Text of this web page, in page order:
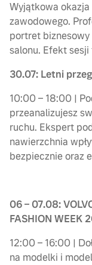
Wyjątkowa
zawodowego.
portret
salonu. Efekt
30.07: Letni
10:00 – 18:00 |
przeanalizujesz
ruchu. Ekspert
nawierzchnia
bezpiecznie oraz
06 – 07.08:
FASHION WEEK
12:00 – 16:00 |
na modelki i